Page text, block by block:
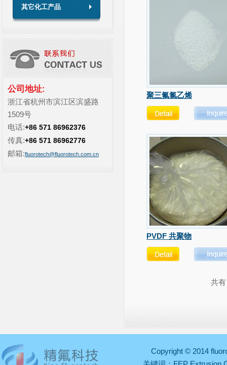
其它化工产品
公司地址:
浙江省杭州市滨江区滨盛路
1509号
电话:+86 571 86962376
传真:+86 571 86962776
邮箱:fluorotech@fluorotech.com.cn
聚三氟氯乙烯
PVDF 共聚物
共
Copyright © 2014